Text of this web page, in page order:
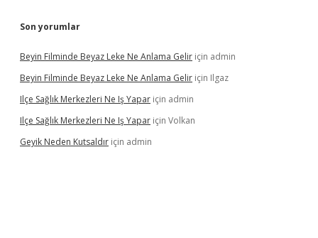
Son yorumlar
Beyin Filminde Beyaz Leke Ne Anlama Gelir için admin
Beyin Filminde Beyaz Leke Ne Anlama Gelir için Ilgaz
Ilçe Sağlık Merkezleri Ne Iş Yapar için admin
Ilçe Sağlık Merkezleri Ne Iş Yapar için Volkan
Geyik Neden Kutsaldır için admin